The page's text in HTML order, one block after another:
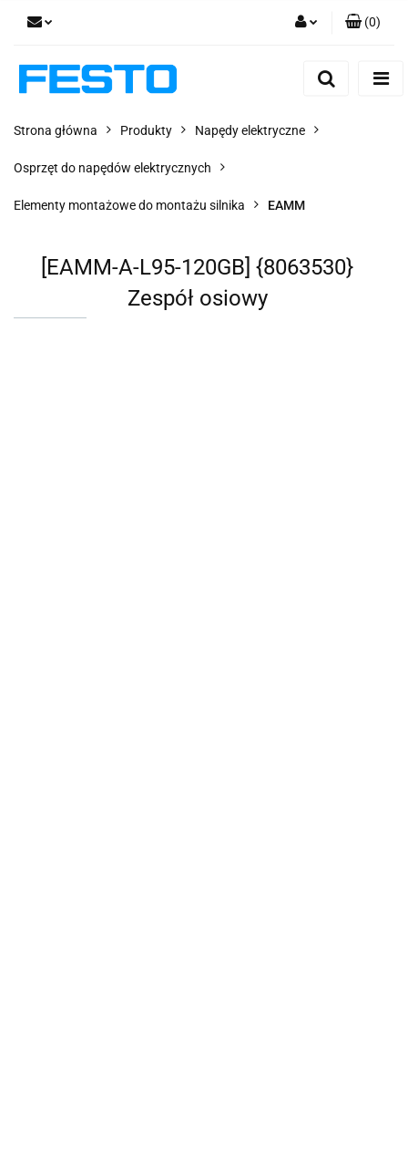
Dodaj zgłoszenie
(0)
Strona główna Produkty Napędy elektryczne
Osprzęt do napędów elektrycznych
Elementy montażowe do montażu silnika EAMM
[EAMM-A-L95-120GB] {8063530}
Zespół osiowy